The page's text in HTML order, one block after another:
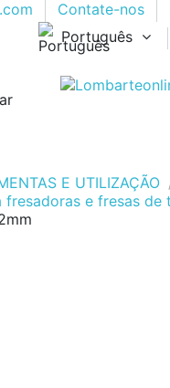
Contate-nos
Português
E UTILIZAÇÃO
fresadoras e fresas de